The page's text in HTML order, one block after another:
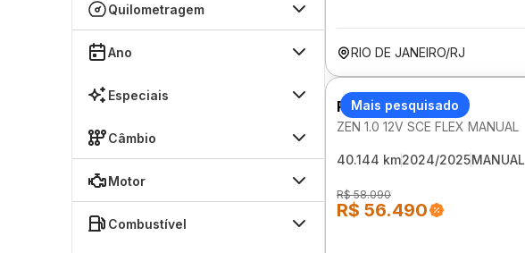
Quilometragem
Ano
Especiais
Câmbio
Motor
Combustível
RIO DE JANEIRO/RJ
Mais pesquisado
RENAULT KWID
ZEN 1.0 12V SCE FLEX MANUAL
40.144 km2024/2025MANUAL
R$ 58.090
R$ 56.490